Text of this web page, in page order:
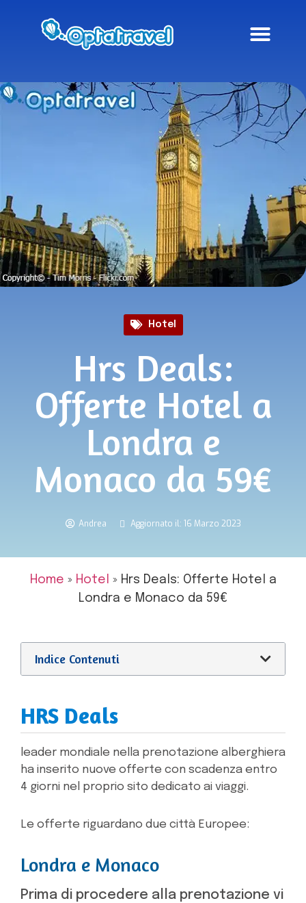
Hotel
Hrs Deals:
Offerte Hotel a
Londra e
Monaco da 59€
Andrea Aggiornato il: 16 Marzo 2023
Home » Hotel » Hrs Deals: Offerte Hotel a
Londra e Monaco da 59€
Indice Contenuti
HRS Deals
leader mondiale nella prenotazione alberghiera
ha inserito nuove offerte con scadenza entro
4 giorni nel proprio sito dedicato ai viaggi.
Le offerte riguardano due città Europee:
Londra e Monaco
Prima di procedere alla prenotazione vi